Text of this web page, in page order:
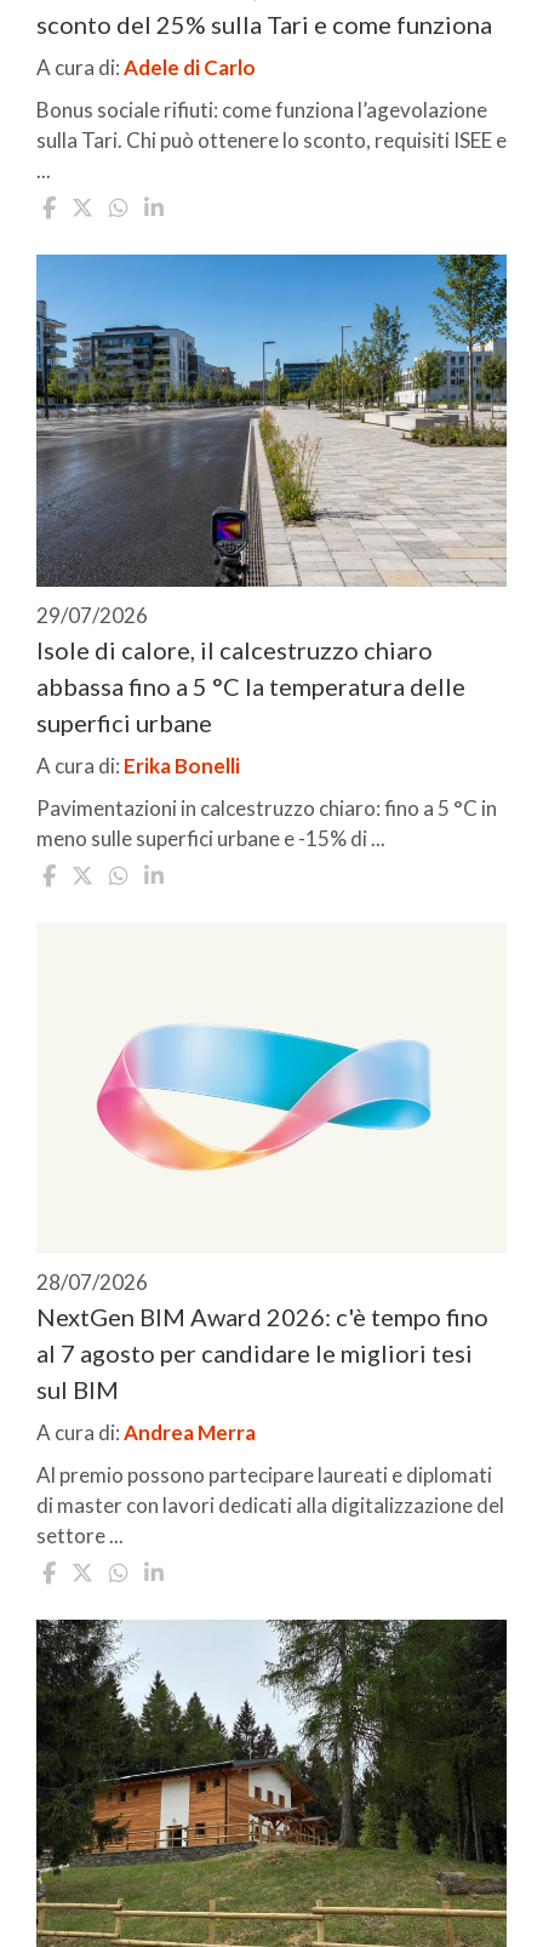
sconto del 25% sulla Tari e come funziona
A cura di:Adele di Carlo
Bonus sociale rifiuti: come funziona l’agevolazione
sulla Tari. Chi può ottenere lo sconto, requisiti ISEE e
...
29/07/2026
Isole di calore, il calcestruzzo chiaro
abbassa fino a 5 °C la temperatura delle
superfici urbane
A cura di: Erika Bonelli
Pavimentazioni in calcestruzzo chiaro: fino a 5 °C in
meno sulle superfici urbane e -15% di ...
28/07/2026
NextGen BIM Award 2026: c'è tempo fino
al 7 agosto per candidare le migliori tesi
sul BIM
A cura di:Andrea Merra
Al premio possono partecipare laureati e diplomati
di master con lavori dedicati alla digitalizzazione del
settore ...